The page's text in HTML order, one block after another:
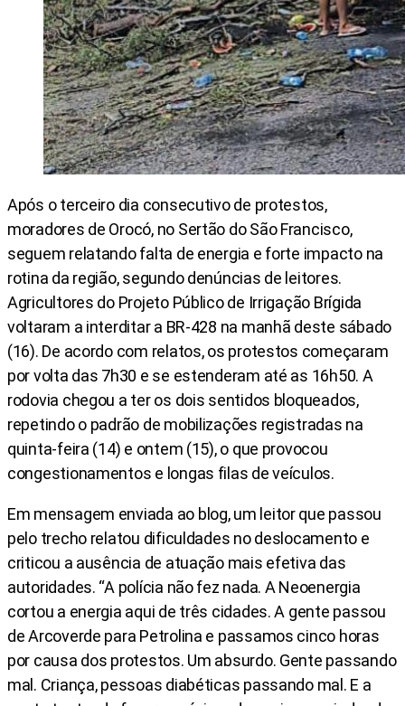
Após o terceiro dia consecutivo de protestos,
moradores de Orocó, no Sertão do São Francisco,
seguem relatando falta de energia e forte impacto na
rotina da região, segundo denúncias de leitores.
Agricultores do Projeto Público de Irrigação Brígida
voltaram a interditar a BR-428 na manhã deste sábado
(16). De acordo com relatos, os protestos começaram
por volta das 7h30 e se estenderam até as 16h50. A
rodovia chegou a ter os dois sentidos bloqueados,
repetindo o padrão de mobilizações registradas na
quinta-feira (14) e ontem (15), o que provocou
congestionamentos e longas filas de veículos.
Em mensagem enviada ao blog, um leitor que passou
pelo trecho relatou dificuldades no deslocamento e
criticou a ausência de atuação mais efetiva das
autoridades. “A polícia não fez nada. A Neoenergia
cortou a energia aqui de três cidades. A gente passou
de Arcoverde para Petrolina e passamos cinco horas
por causa dos protestos. Um absurdo. Gente passando
mal. Criança, pessoas diabéticas passando mal. E a